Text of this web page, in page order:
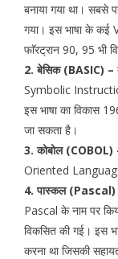
बनाया गया था। सबसे
गया। इस भाषा के कई
फाॅरट्रान 90, 95 भी
2. बेसिक (BASIC) –
Symbolic
इस भाषा का विकास
जा सकता है।
3. कोबोल (COBOL)
Oriented
4. पास्कल (Pascal)
Pascal के नाम पर
विकसित की गई। इस
करना था जिसकी